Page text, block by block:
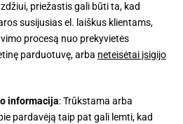
priežastis gali būti ta, kad
susijusias el. laiškus klientams,
procesą nuo prekyvietės
parduotuvę, arba neteisėtai įsigijo
informacija: Trūkstama arba
pardavėją taip pat gali lemti, kad